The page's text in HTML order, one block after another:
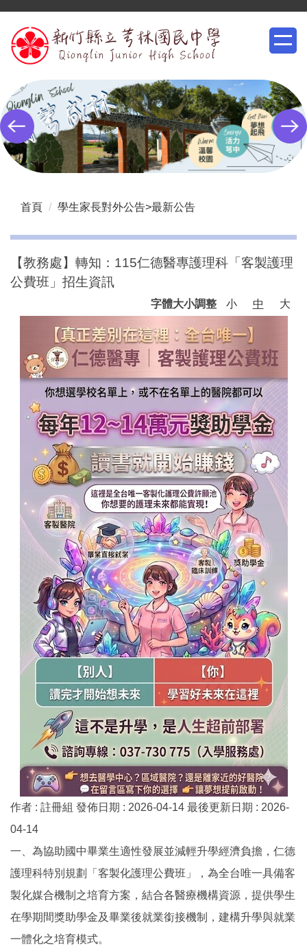
到
主
內
容
區
首頁 學生家長對外公告>最新公告
【教務處】轉知：115仁德醫專護理科「客製護理
公費班」招生資訊
字體大小調整 小 中 大
作者 : 註冊組 發佈日期 : 2026-04-14 最後更新日期 : 2026-
04-14
一、為協助國中畢業生適性發展並減輕升學經濟負擔，仁德
護理科特別規劃「客製化護理公費班」，為全台唯一具備客
製化媒合機制之培育方案，結合各醫療機構資源，提供學生
在學期間獎助學金及畢業後就業銜接機制，建構升學與就業
一體化之培育模式。